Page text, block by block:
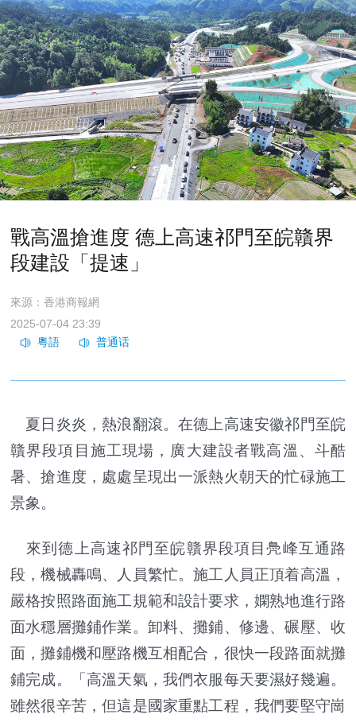
戰高溫搶進度 德上高速祁門至皖贛界
段建設「提速」
來源：香港商報網
2025-07-04 23:39
夏日炎炎，熱浪翻滾。在德上高速安徽祁門至皖
贛界段項目施工現場，廣大建設者戰高溫、斗酷
暑、搶進度，處處呈現出一派熱火朝天的忙碌施工
景象。
來到德上高速祁門至皖贛界段項目鳧峰互通路
段，機械轟鳴、人員繁忙。施工人員正頂着高溫，
嚴格按照路面施工規範和設計要求，嫻熟地進行路
面水穩層攤鋪作業。卸料、攤鋪、修邊、碾壓、收
面，攤鋪機和壓路機互相配合，很快一段路面就攤
鋪完成。「高溫天氣，我們衣服每天要濕好幾遍。
雖然很辛苦，但這是國家重點工程，我們要堅守崗